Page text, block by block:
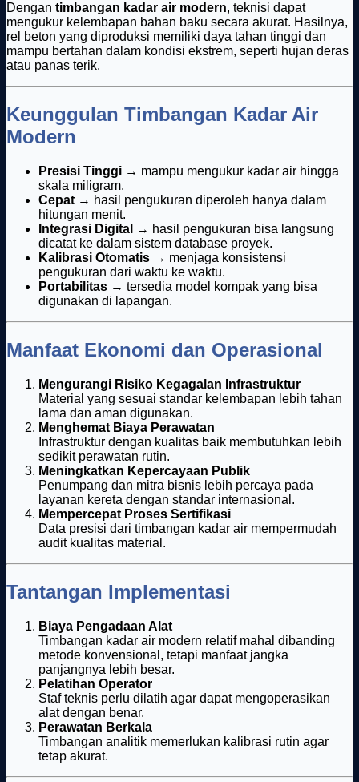
Dengan timbangan kadar air modern, teknisi dapat
mengukur kelembapan bahan baku secara akurat. Hasilnya,
rel beton yang diproduksi memiliki daya tahan tinggi dan
mampu bertahan dalam kondisi ekstrem, seperti hujan deras
atau panas terik.
Keunggulan Timbangan Kadar Air
Modern
Presisi Tinggi → mampu mengukur kadar air hingga
skala miligram.
Cepat → hasil pengukuran diperoleh hanya dalam
hitungan menit.
Integrasi Digital
→ hasil pengukuran bisa langsung
dicatat ke dalam sistem database proyek.
Kalibrasi Otomatis → menjaga konsistensi
pengukuran dari waktu ke waktu.
Portabilitas → tersedia model kompak yang bisa
digunakan di lapangan.
Manfaat Ekonomi dan Operasional
Mengurangi Risiko Kegagalan Infrastruktur
Material yang sesuai standar kelembapan lebih tahan
lama dan aman digunakan.
Menghemat Biaya Perawatan
Infrastruktur dengan kualitas baik membutuhkan lebih
sedikit perawatan rutin.
Meningkatkan Kepercayaan Publik
Penumpang dan mitra bisnis lebih percaya pada
layanan kereta dengan standar internasional.
Mempercepat Proses Sertifikasi
Data presisi dari timbangan kadar air mempermudah
audit kualitas material.
Tantangan Implementasi
Biaya Pengadaan Alat
Timbangan kadar air modern relatif mahal dibanding
metode konvensional, tetapi manfaat jangka
panjangnya lebih besar.
Pelatihan Operator
Staf teknis perlu dilatih agar dapat mengoperasikan
alat dengan benar.
Perawatan Berkala
Timbangan analitik memerlukan kalibrasi rutin agar
tetap akurat.